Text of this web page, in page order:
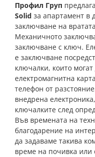
Профил Груп
Solid за апартамент в
заключване на
Механичното
заключване с ключ.
е заключване
ключалки, които
електромагнитна
телефон от
внедрена
ключалките след
Във времената на
благодарение на
да задаваме такива
време на почивка или